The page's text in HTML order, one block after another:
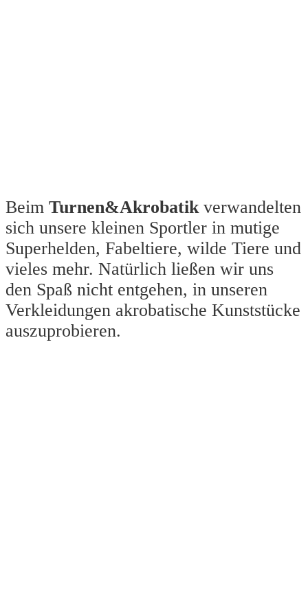
Beim Turnen&Akrobatikverwandelten
sich unsere kleinen Sportler in mutige
Superhelden, Fabeltiere, wilde Tiere und
vieles mehr. Natürlich ließen wir uns
den Spaß nicht entgehen, in unseren
Verkleidungen akrobatische Kunststücke
auszuprobieren.